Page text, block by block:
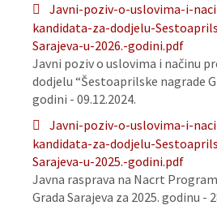
Javni-poziv-o-uslovima-i-
kandidata-za-dodjelu-
Sarajeva-u-2026.-godini.pdf
Javni poziv o uslovima i načinu
dodjelu “Šestoaprilske nagrade
godini - 09.12.2024.
Javni-poziv-o-uslovima-i-
kandidata-za-dodjelu-
Sarajeva-u-2025.-godini.pdf
Javna rasprava na Nacrt
Grada Sarajeva za 2025. godinu -